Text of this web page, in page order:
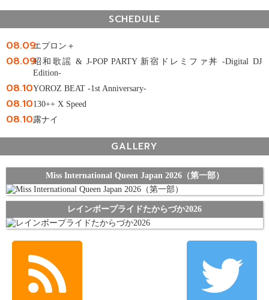
SCHEDULE
08.09エプロン＋
08.09昭和歌謡 & J-POP PARTY 新宿ドレミファ丼 -Digital DJ
Edition-
08.10YOROZ BEAT -1st Anniversary-
08.10130++ X Speed
08.10露ナイ
GALLERY
Miss International Queen Japan 2026（第一部）
レインボープライドたからづか2026